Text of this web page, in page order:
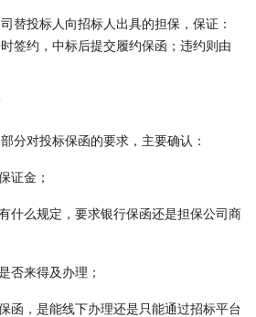
替投标人向招标人出具的担保，保证：
签约，中标后提交履约保函；违约则由
分对投标保函的要求，主要确认：
证金；
什么规定，要求银行保函还是担保公司商
否来得及办理；
函，是能线下办理还是只能通过招标平台